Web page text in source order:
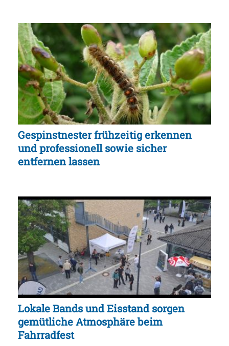
Gespinstnester frühzeitig erkennen
und professionell sowie sicher
entfernen lassen
Lokale Bands und Eisstand sorgen
gemütliche Atmosphäre beim
Fahrradfest